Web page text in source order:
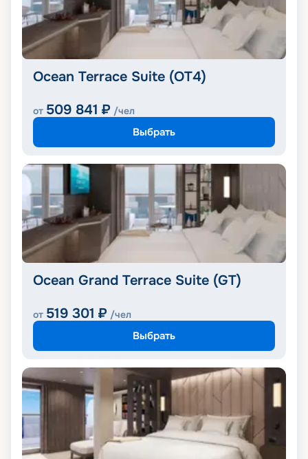
Ocean Terrace Suite (OT4)
от 509 841 ₽ /чел
Выбрать
Ocean Grand Terrace Suite (GT)
от 519 301 ₽ /чел
Выбрать